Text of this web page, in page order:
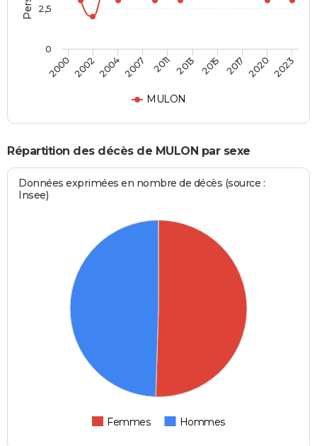
MULON
2000 200220042007 2011 2013 2015 2017 2020 2023
0
2,5
Répartition des décès de MULON par sexe
Données exprimées en nombre de décès (source :
Insee)
Femmes Hommes